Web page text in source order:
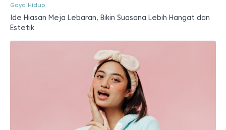
Gaya Hidup
Ide Hiasan Meja Lebaran, Bikin Suasana Lebih Hangat dan
Estetik